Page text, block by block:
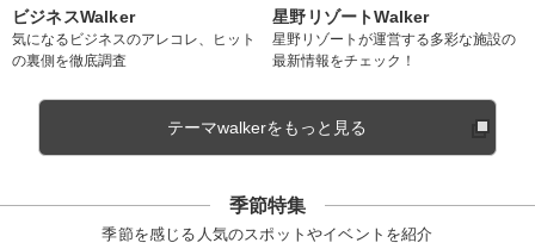
ビジネスWalker
気になるビジネスのアレコレ、ヒット
の裏側を徹底調査
星野リゾートWalker
星野リゾートが運営する多彩な施設の
最新情報をチェック！
テーマwalkerをもっと見る
季節特集
季節を感じる人気のスポットやイベントを紹介